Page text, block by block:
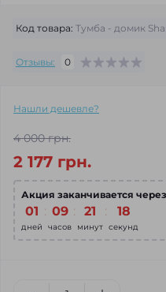
Код товара: Тумба - домик
Отзывы: 0
Нашли дешевле?
4 000 грн.
2 177 грн.
Акция заканчивается
01
дней
: 09
часов
: 21
минут
: 16
секунд